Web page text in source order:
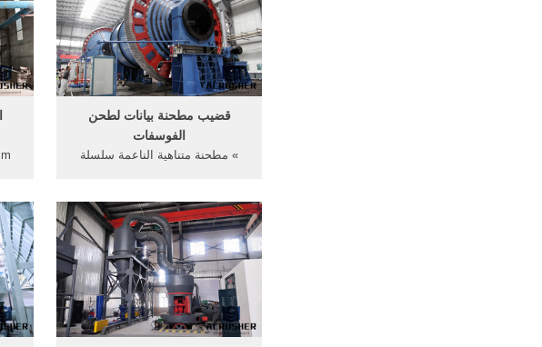
قضيب مطحنة بيانات لطحن
الفوسفات
» مطحنة متناهية الناعمة سلسلة
...